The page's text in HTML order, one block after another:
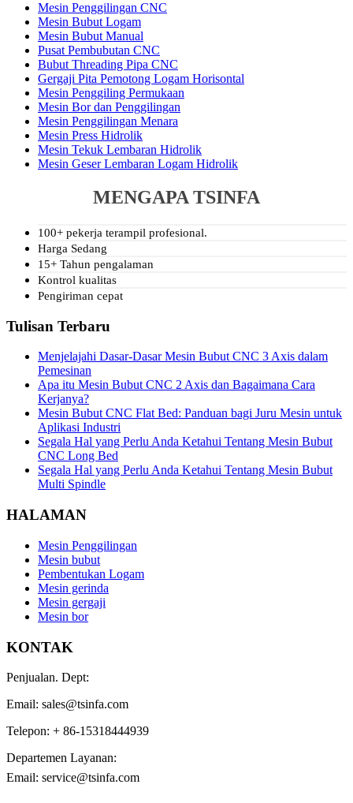
Mesin Penggilingan CNC
Mesin Bubut Logam
Mesin Bubut Manual
Pusat Pembubutan CNC
Bubut Threading Pipa CNC
Gergaji Pita Pemotong Logam Horisontal
Mesin Penggiling Permukaan
Mesin Bor dan Penggilingan
Mesin Penggilingan Menara
Mesin Press Hidrolik
Mesin Tekuk Lembaran Hidrolik
Mesin Geser Lembaran Logam Hidrolik
MENGAPA TSINFA
100+ pekerja terampil profesional.
Harga Sedang
15+ Tahun pengalaman
Kontrol kualitas
Pengiriman cepat
Tulisan Terbaru
Menjelajahi Dasar-Dasar Mesin Bubut CNC 3 Axis dalam
Pemesinan
Apa itu Mesin Bubut CNC 2 Axis dan Bagaimana Cara
Kerjanya?
Mesin Bubut CNC Flat Bed: Panduan bagi Juru Mesin untuk
Aplikasi Industri
Segala Hal yang Perlu Anda Ketahui Tentang Mesin Bubut
CNC Long Bed
Segala Hal yang Perlu Anda Ketahui Tentang Mesin Bubut
Multi Spindle
HALAMAN
Mesin Penggilingan
Mesin bubut
Pembentukan Logam
Mesin gerinda
Mesin gergaji
Mesin bor
KONTAK
Penjualan. Dept:
Email: sales@tsinfa.com
Telepon: + 86-15318444939
Departemen Layanan:
Email: service@tsinfa.com